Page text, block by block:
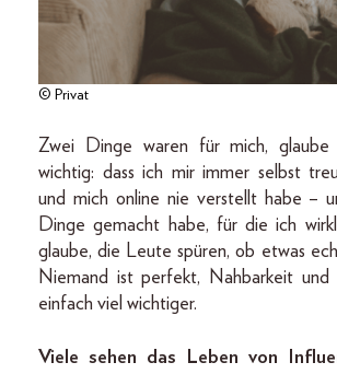
© Privat
Zwei Dinge waren für mich, glaube
wichtig: dass ich mir immer selbst
und mich online nie verstellt habe –
Dinge gemacht habe, für die ich
glaube, die Leute spüren, ob etwas
Niemand ist perfekt, Nahbarkeit und
einfach viel wichtiger.
Viele sehen das Leben von